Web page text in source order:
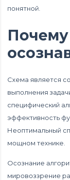
понятной.
Схема является
выполнения
специфический
эффективность
Неоптимальный
мощном технике.
Осознание
мировоззрение